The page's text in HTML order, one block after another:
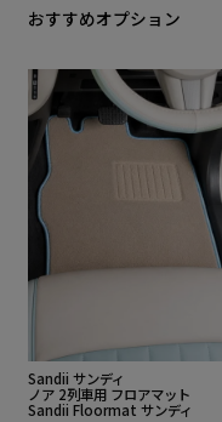
おすすめオプション
Sandii サンディ
ノア 2列車用 フロアマット
Sandii Floormat サンディ